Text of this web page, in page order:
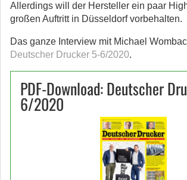
Allerdings will der Hersteller ein paar
großen Auftritt in Düsseldorf vorbehalten.
Das ganze Interview mit Michael
Deutscher Drucker 5-6/2020.
PDF-Download: Deutscher
6/2020